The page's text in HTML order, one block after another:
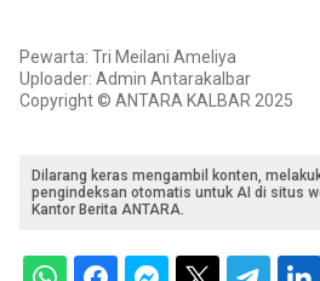
Pewarta: Tri Meilani Ameliya
Uploader: Admin Antarakalbar
Copyright © ANTARA KALBAR 2025
Dilarang keras mengambil konten,
pengindeksan otomatis untuk AI di situs
Kantor Berita ANTARA.